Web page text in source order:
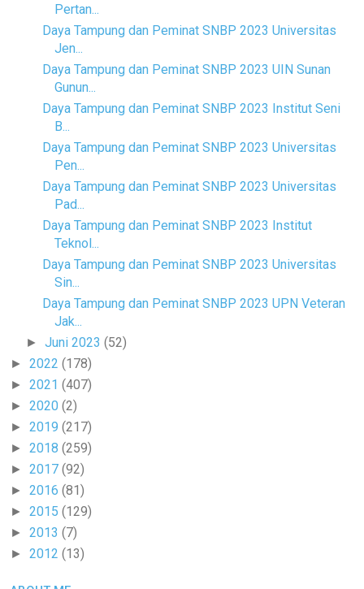
Pertan...
Daya Tampung dan Peminat SNBP 2023 Universitas
Jen...
Daya Tampung dan Peminat SNBP 2023 UIN Sunan
Gunun...
Daya Tampung dan Peminat SNBP 2023 Institut Seni
B...
Daya Tampung dan Peminat SNBP 2023 Universitas
Pen...
Daya Tampung dan Peminat SNBP 2023 Universitas
Pad...
Daya Tampung dan Peminat SNBP 2023 Institut
Teknol...
Daya Tampung dan Peminat SNBP 2023 Universitas
Sin...
Daya Tampung dan Peminat SNBP 2023 UPN Veteran
Jak...
►Juni 2023(52)
► 2022 (178)
► 2021 (407)
► 2020 (2)
► 2019 (217)
► 2018 (259)
► 2017 (92)
► 2016 (81)
► 2015 (129)
► 2013 (7)
► 2012 (13)